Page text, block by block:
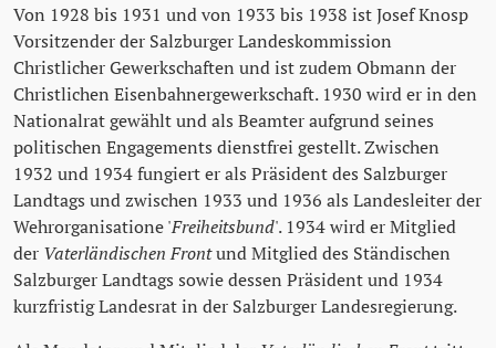
Von 1928 bis 1931 und von 1933 bis 1938 ist Josef Knosp
Vorsitzender der Salzburger Landeskommission
Christlicher Gewerkschaften und ist zudem Obmann der
Christlichen Eisenbahnergewerkschaft. 1930 wird er in den
Nationalrat gewählt und als Beamter aufgrund seines
politischen Engagements dienstfrei gestellt. Zwischen
1932 und 1934 fungiert er als Präsident des Salzburger
Landtags und zwischen 1933 und 1936 als Landesleiter der
Wehrorganisatione 'Freiheitsbund'. 1934 wird er Mitglied
der Vaterländischen Frontund Mitglied des Ständischen
Salzburger Landtags sowie dessen Präsident und 1934
kurzfristig Landesrat in der Salzburger Landesregierung.